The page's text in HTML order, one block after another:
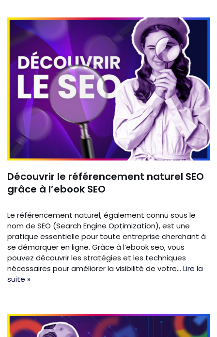
Découvrir le référencement naturel SEO
grâce à l’ebook SEO
Le référencement naturel, également connu sous le
nom de SEO (Search Engine Optimization), est une
pratique essentielle pour toute entreprise cherchant à
se démarquer en ligne. Grâce à l’ebook seo, vous
pouvez découvrir les stratégies et les techniques
nécessaires pour améliorer la visibilité de votre… Lire la
suite »